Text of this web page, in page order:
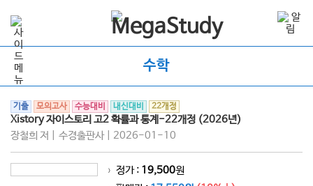
수학
기출 모의고사 수능대비 내신대비 22개정
Xistory 자이스토리 고2 확률과 통계-22개정 (2026년)
장철희 저 | 수경출판사 | 2026-01-10
> 정가 : 19,500원